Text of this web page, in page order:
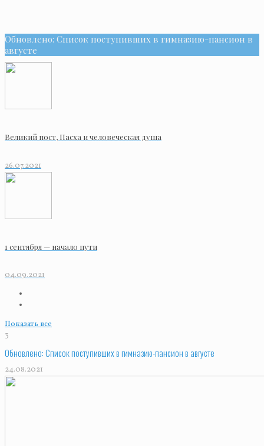
Обновлено: Список поступивших в гимназию-пансион в
августе
Великий пост, Пасха и человеческая душа
26.07.2021
1 сентября — начало пути
04.09.2021
Показать все
3
Обновлено: Список поступивших в гимназию-пансион в августе
24.08.2021